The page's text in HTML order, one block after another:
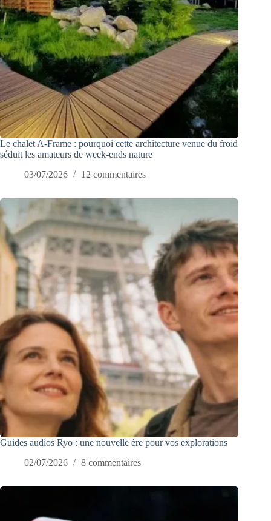
Le chalet A-Frame : pourquoi cette architecture venue du froid
séduit les amateurs de week-ends nature
03/07/2026
12 commentaires
Guides audios Ryo : une nouvelle ère pour vos explorations
02/07/2026
8 commentaires